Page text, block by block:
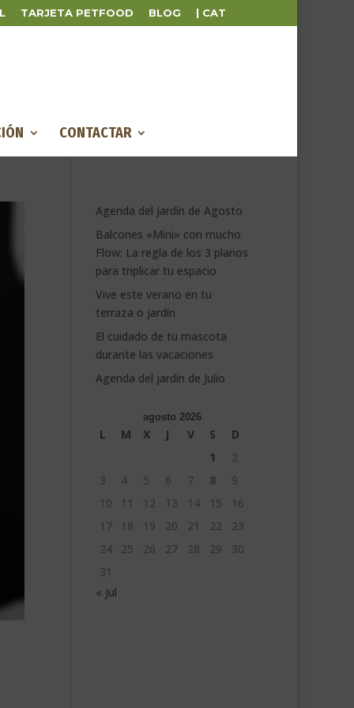
TARJETA PETFOOD BLOG | CAT
CONTACTAR
Agenda del jardín de Agosto
Balcones «Mini» con mucho
Flow: La regla de los 3 planos
para triplicar tu espacio
Vive este verano en tu
terraza o jardín
El cuidado de tu mascota
durante las vacaciones
Agenda del jardín de Julio
agosto 2026
L M X J V S
D
1
2
3
4 5 6 7 8
9
10
11 12 13 14 15
16
17
18 19 20 21 22
23
24
25 26 27 28 29
30
31
« Jul